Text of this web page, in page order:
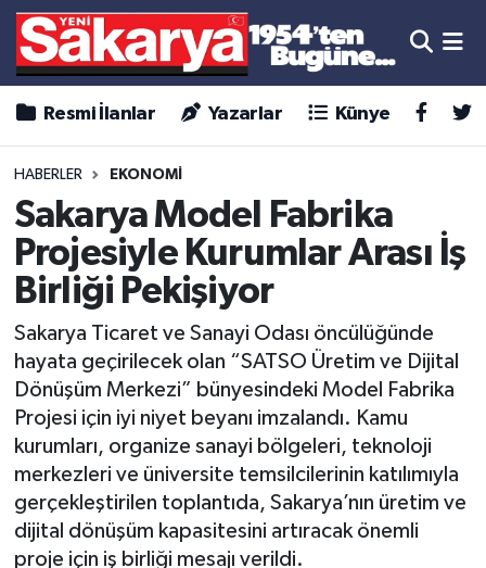
Resmi İlanlar Yazarlar Künye
HABERLER EKONOMİ
Sakarya Model Fabrika
Projesiyle Kurumlar Arası İş
Birliği Pekişiyor
Sakarya Ticaret ve Sanayi Odası öncülüğünde
hayata geçirilecek olan “SATSO Üretim ve Dijital
Dönüşüm Merkezi” bünyesindeki Model Fabrika
Projesi için iyi niyet beyanı imzalandı. Kamu
kurumları, organize sanayi bölgeleri, teknoloji
merkezleri ve üniversite temsilcilerinin katılımıyla
gerçekleştirilen toplantıda, Sakarya’nın üretim ve
dijital dönüşüm kapasitesini artıracak önemli
proje için iş birliği mesajı verildi.